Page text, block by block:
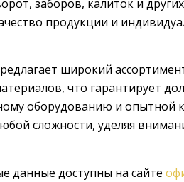
заборов, калиток и
продукции и
широкий
что гарантирует
оборудованию и опытной
сложности, уделяя
данные доступны на сайте